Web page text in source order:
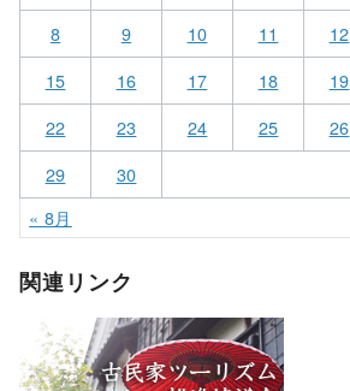
8
9 10 11 12
15
16 17 18 19
22
23 24 25 26
29
30
« 8月
関連リンク